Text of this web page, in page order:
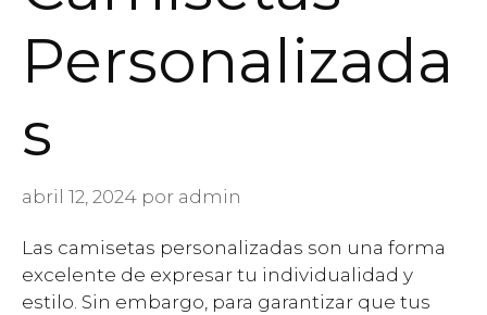
Personalizada
s
abril 12, 2024 por admin
Las camisetas personalizadas son una forma
excelente de expresar tu individualidad y
estilo. Sin embargo, para garantizar que tus